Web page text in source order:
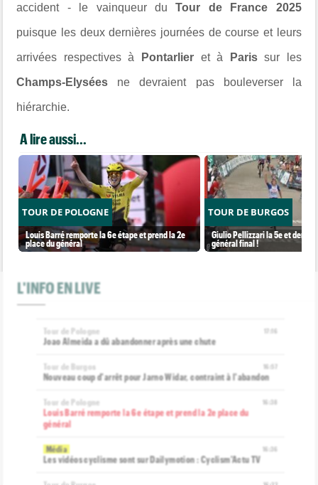
accident - le vainqueur duTour de France 2025
puisque les deux dernières journées de course et leurs
arrivées respectives à Pontarlier et à Parissur les
Champs-Elysées ne devraient pas bouleverser la
hiérarchie.
A lire aussi...
TOUR DE POLOGNE
Louis Barré remporte la 6e étape et prend la 2e
place du général
TOUR DE BURGOS
Giulio Pellizzari la 5e et
général final !
L'INFO EN LIVE
Tour de Pologne
Joao Almeida a dû abandonner après une chute
Tour de Burgos
Nouveau coup d'arrêt pour Jarno Widar, contraint à l'abandon
Tour de Pologne
Louis Barré remporte la 6e étape et prend la 2e place du
général
Média
Les vidéos cyclisme sont sur Dailymotion : Cyclism'Actu TV